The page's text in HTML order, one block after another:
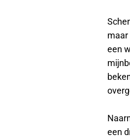
maar
een
een